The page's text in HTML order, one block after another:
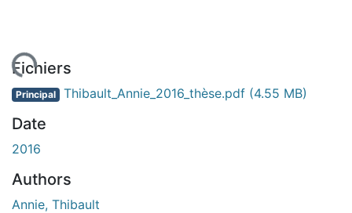
Fichiers
Principal Thibault_Annie_2016_thèse.pdf (4.55 MB)
Date
2016
Authors
Annie, Thibault